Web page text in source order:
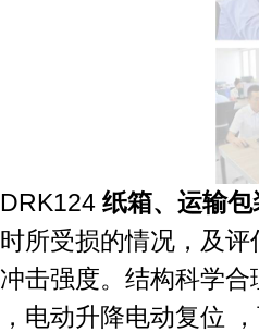
DRK124 纸箱、运输
时所受损的情况，及
冲击强度。结构科学
，电动升降电动复位